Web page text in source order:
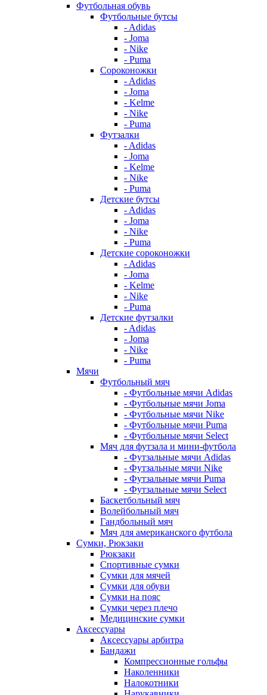
Футбольная обувь
Футбольные бутсы
- Adidas
- Joma
- Nike
- Puma
Сороконожки
- Adidas
- Joma
- Kelme
- Nike
- Puma
Футзалки
- Adidas
- Joma
- Kelme
- Nike
- Puma
Детские бутсы
- Adidas
- Joma
- Nike
- Puma
Детские сороконожки
- Adidas
- Joma
- Kelme
- Nike
- Puma
Детские футзалки
- Adidas
- Joma
- Nike
- Puma
Мячи
Футбольный мяч
- Футбольные мячи Adidas
- Футбольные мячи Joma
- Футбольные мячи Nike
- Футбольные мячи Puma
- Футбольные мячи Select
Мяч для футзала и мини-футбола
- Футзальные мячи Adidas
- Футзальные мячи Nike
- Футзальные мячи Puma
- Футзальные мячи Select
Баскетбольный мяч
Волейбольный мяч
Гандбольный мяч
Мяч для американского футбола
Сумки, Рюкзаки
Рюкзаки
Спортивные сумки
Сумки для мячей
Сумки для обуви
Сумки на пояс
Сумки через плечо
Медицинские сумки
Аксессуары
Аксессуары арбитра
Бандажи
Компрессионные гольфы
Наколенники
Налокотники